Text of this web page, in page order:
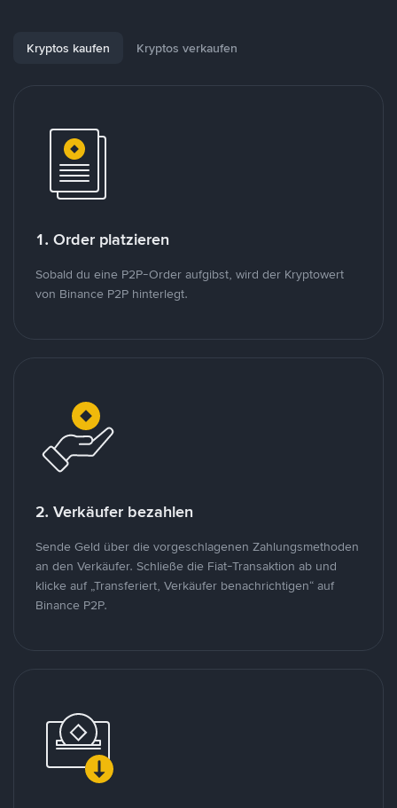
Kryptos kaufen Kryptos verkaufen
1. Order platzieren
Sobald du eine P2P-Order aufgibst, wird der Kryptowert
von Binance P2P hinterlegt.
2. Verkäufer bezahlen
Sende Geld über die vorgeschlagenen Zahlungsmethoden
an den Verkäufer. Schließe die Fiat-Transaktion ab und
klicke auf „Transferiert, Verkäufer benachrichtigen“ auf
Binance P2P.